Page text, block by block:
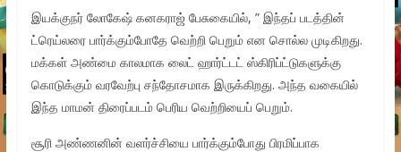
இயக்குநர் லோகேஷ் கனகராஜ் பேசுகையில், ” இந்தப் படத்தின்
ட்ரெய்லரை பார்க்கும்போதே வெற்றி பெறும் என சொல்ல முடிகிறது.
மக்கள் அண்மை காலமாக லைட் ஹார்ட்டட் ஸ்கிரிப்ட்டுகளுக்கு
கொடுக்கும் வரவேற்பு சந்தோசமாக இருக்கிறது. அந்த வகையில்
இந்த மாமன் திரைப்படம் பெரிய வெற்றியைப் பெறும்.
சூரி அண்ணனின் வளர்ச்சியை பார்க்கும்போது பிரமிப்பாக